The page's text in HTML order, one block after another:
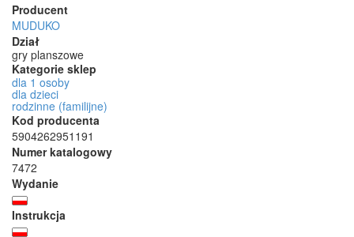
Producent
MUDUKO
Dział
gry planszowe
Kategorie sklep
dla 1 osoby
dla dzieci
rodzinne (familijne)
Kod producenta
5904262951191
Numer katalogowy
7472
Wydanie
Instrukcja